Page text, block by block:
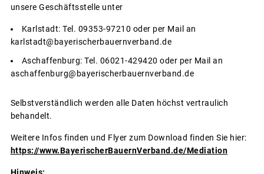
unsere Geschäftsstelle unter
Karlstadt: Tel. 09353-97210 oder per Mail an
karlstadt@bayerischerbauernverband.de
Aschaffenburg: Tel. 06021-429420 oder per Mail an
aschaffenburg@bayerischerbauernverband.de
Selbstverständlich werden alle Daten höchst vertraulich
behandelt.
Weitere Infos finden und Flyer zum Download finden Sie hier:
https://www.BayerischerBauernVerband.de/Mediation
Hinweis: